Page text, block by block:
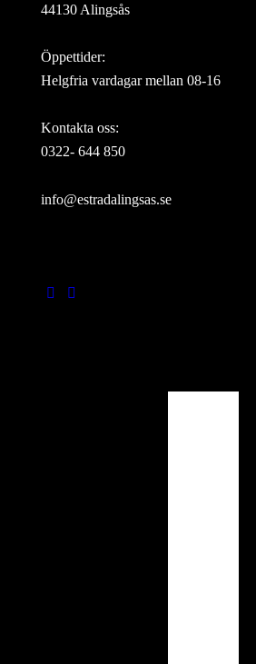
44130 Alingsås
Öppettider:
Helgfria vardagar mellan 08-16
Kontakta oss:
0322- 644 850
info@estradalingsas.se